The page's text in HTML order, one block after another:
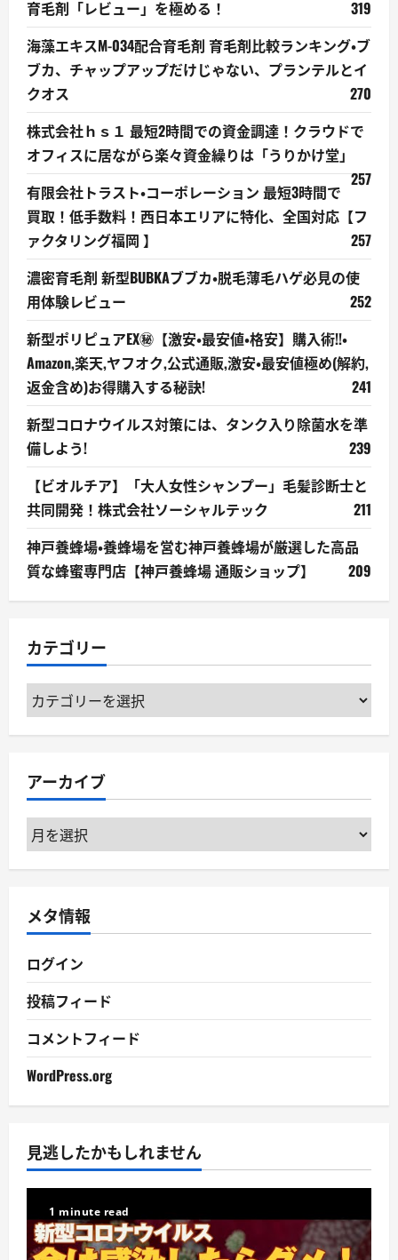
育毛剤「レビュー」を極める！
319
海藻エキスM-034配合育毛剤 育毛剤比較ランキング・ブ
ブカ、チャップアップだけじゃない、プランテルとイ
クオス
270
株式会社ｈｓ１ 最短2時間での資金調達！クラウドで
オフィスに居ながら楽々資金繰りは「うりかけ堂」
257
有限会社トラスト・コーポレーション 最短3時間で
買取！低手数料！西日本エリアに特化、全国対応【フ
ァクタリング福岡 】
257
濃密育毛剤 新型BUBKAブブカ・脱毛薄毛ハゲ必見の使
用体験レビュー
252
新型ポリピュアEX㊙【激安・最安値・格安】購入術!!・
Amazon,楽天,ヤフオク,公式通販,激安・最安値極め(解約,
返金含め)お得購入する秘訣!
241
新型コロナウイルス対策には、タンク入り除菌水を準
備しよう!
239
【ビオルチア】「大人女性シャンプー」毛髪診断士と
共同開発！株式会社ソーシャルテック
211
神戸養蜂場・養蜂場を営む神戸養蜂場が厳選した高品
質な蜂蜜専門店【神戸養蜂場 通販ショップ】
209
カテゴリー
カ
テ
ー
アーカイブ
ア
ー
ブ
メタ情報
ログイン
投稿フィード
コメントフィード
WordPress.org
見逃したかもしれません
1 minute read